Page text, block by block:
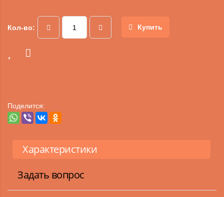
Кол-во: Купить
Поделится:
Характеристики
Задать вопрос